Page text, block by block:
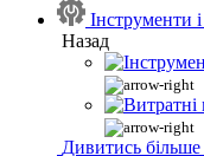
Інструменти
Назад
Дивитись більше